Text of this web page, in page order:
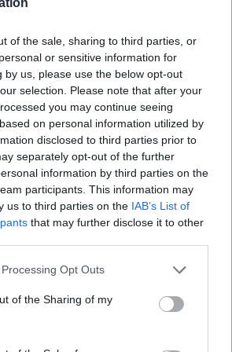
of the sale, sharing to third parties, or
or sensitive information for
by us, please use the below opt-out
selection. Please note that after your
you may continue seeing
on personal information utilized by
disclosed to third parties prior to
separately opt-out of the further
information by third parties on the
participants. This information may
us to third parties on the IAB’s List of
that may further disclose it to other
Opt Outs
of the Sharing of my
na kolejne quizy?
w Łodzi to miałam do kogo się
na dodatkowym przedmiocie
z ķtórą wychodziłam do
a zimą byłyśmy w Krakowie, w
do koleżanki z 1 piętra.
do rodziców to mam kontakt
z tą koleżanką i kolegami z
mam się do kogo odezwać, nie
tutaj(byłam gnębiona w
mam poczucie samotności. Ale
na słuchanie muzyki, bieganie,
książek, słuchania muzyki,
byłam w Chorwacji z fakultetem
i Hercegowiny, także 2 kraje
fifi
przed związkiem
forumowiczów!
Was z dość kłopotliwą sytuacją.
spotykałem się z pewną
Zapowiadało się fenomenalnie.
i miłość ponad
wyglądało to jak atak depresyjny.
na nic, spała całe dnie, nie było z
Nagrała wiadomość, że nie jest
jak chce sie zaangazowac,
lek, konczy sie to zawsze, ze
fobia i inne zaburzenia lękowe
lękowe